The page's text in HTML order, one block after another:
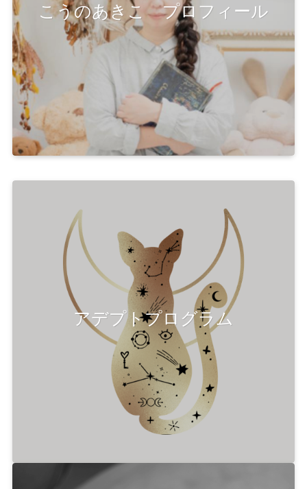
こうのあきこ プロフィール
アデプトプログラム